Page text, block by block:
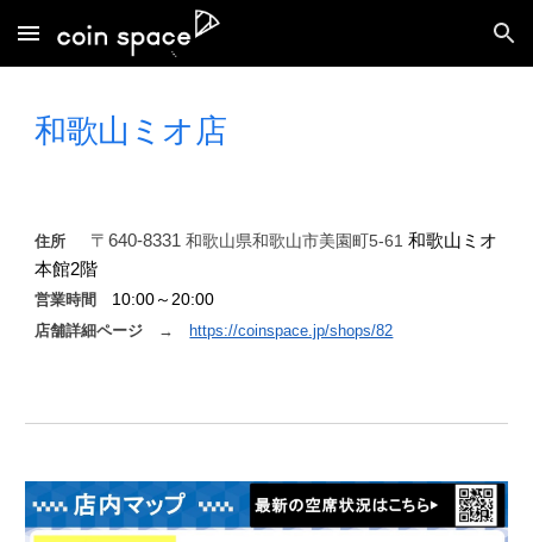
Skip to main content Skip to navigation
和歌山ミオ店
住所 〒640-8331和歌山県和歌山市美園町5‐61 和歌山ミオ
本館2階
営業時間 10:00～20:00
店舗詳細ページ → https://coinspace.jp/shops/82